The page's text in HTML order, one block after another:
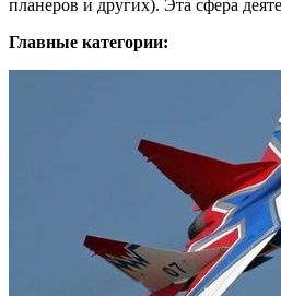
планеров и других). Эта сфера
Главные категории: